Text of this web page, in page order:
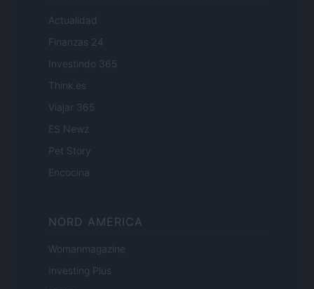
Actualidad
Finanzas 24
Investindo 365
Think.es
Viajar 365
ES Newz
Pet Story
Encocina
NORD AMERICA
Womanmagazine
Investing Plus